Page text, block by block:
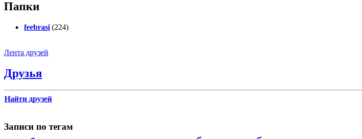
Папки
feebrasi (224)
Лента друзей
Друзья
Найти друзей
Записи по тегам